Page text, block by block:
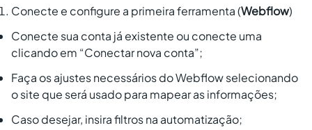
Conecte e configure a primeira ferramenta (Webflow)
Conecte sua conta já existente ou conecte uma
clicando em “Conectar nova conta”;
Faça os ajustes necessários do Webflow selecionando
o site que será usado para mapear as informações;
Caso desejar, insira filtros na automatização;